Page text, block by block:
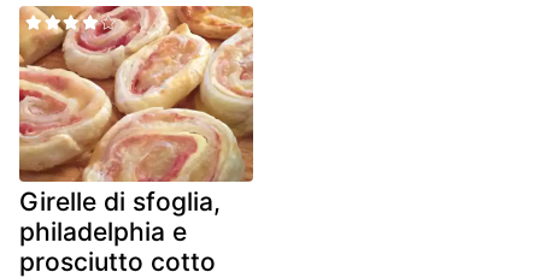
Girelle di sfoglia,
philadelphia e
prosciutto cotto